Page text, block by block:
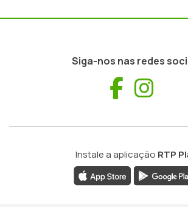
Siga-nos nas redes
Instale a aplicação RTP